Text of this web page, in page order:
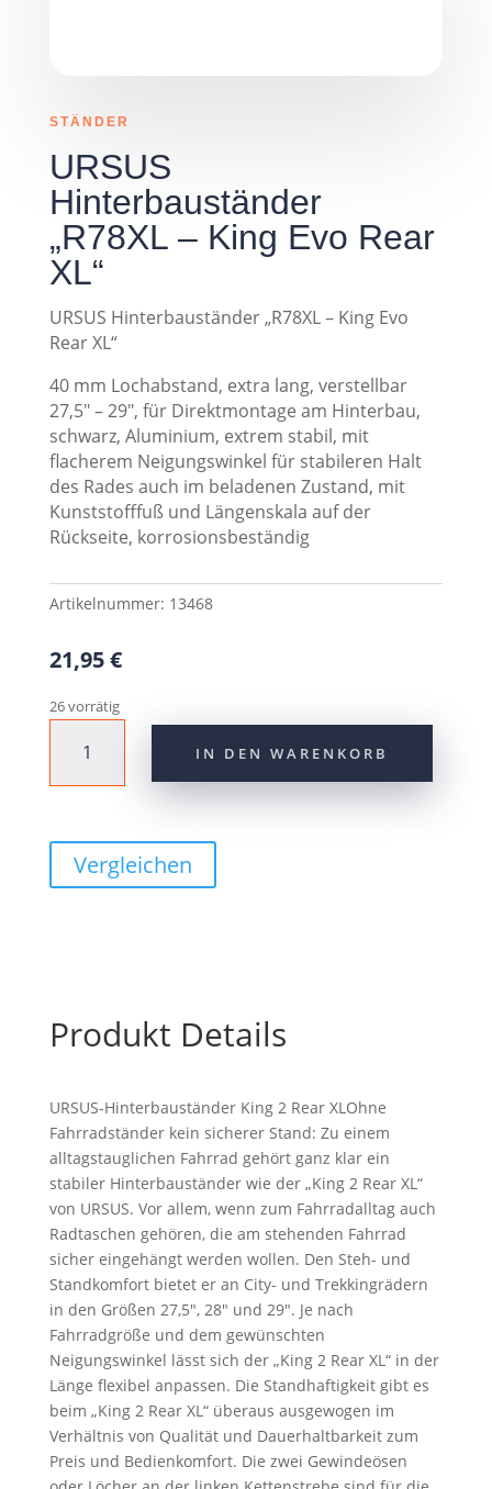
STÄNDER
URSUS
Hinterbauständer
„R78XL – King Evo Rear
XL“
URSUS Hinterbauständer „R78XL – King Evo
Rear XL“
40 mm Lochabstand, extra lang, verstellbar
27,5″ – 29″, für Direktmontage am Hinterbau,
schwarz, Aluminium, extrem stabil, mit
flacherem Neigungswinkel für stabileren Halt
des Rades auch im beladenen Zustand, mit
Kunststofffuß und Längenskala auf der
Rückseite, korrosionsbeständig
Artikelnummer: 13468
21,95€
26 vorrätig
Hinterbauständer
"R78XL
Rear
IN DEN WARENKORB
Vergleichen
Produkt Details
URSUS-Hinterbauständer King 2 Rear XLOhne
Fahrradständer kein sicherer Stand: Zu einem
alltagstauglichen Fahrrad gehört ganz klar ein
stabiler Hinterbauständer wie der „King 2 Rear XL“
von URSUS. Vor allem, wenn zum Fahrradalltag auch
Radtaschen gehören, die am stehenden Fahrrad
sicher eingehängt werden wollen. Den Steh- und
Standkomfort bietet er an City- und Trekkingrädern
in den Größen 27,5″, 28″ und 29″. Je nach
Fahrradgröße und dem gewünschten
Neigungswinkel lässt sich der „King 2 Rear XL“ in der
Länge flexibel anpassen. Die Standhaftigkeit gibt es
beim „King 2 Rear XL“ überaus ausgewogen im
Verhältnis von Qualität und Dauerhaltbarkeit zum
Preis und Bedienkomfort. Die zwei Gewindeösen